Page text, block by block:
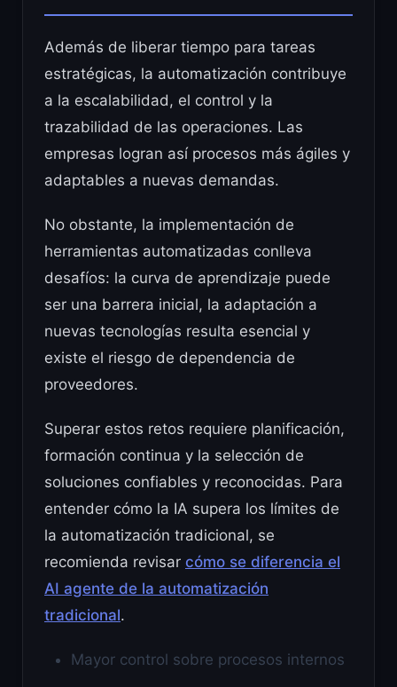
Además de liberar tiempo para tareas
estratégicas, la automatización contribuye
a la escalabilidad, el control y la
trazabilidad de las operaciones. Las
empresas logran así procesos más ágiles y
adaptables a nuevas demandas.
No obstante, la implementación de
herramientas automatizadas conlleva
desafíos: la curva de aprendizaje puede
ser una barrera inicial, la adaptación a
nuevas tecnologías resulta esencial y
existe el riesgo de dependencia de
proveedores.
Superar estos retos requiere planificación,
formación continua y la selección de
soluciones confiables y reconocidas. Para
entender cómo la IA supera los límites de
la automatización tradicional, se
recomienda revisar cómo se diferencia el
AI agente de la automatización
tradicional.
Mayor control sobre procesos internos